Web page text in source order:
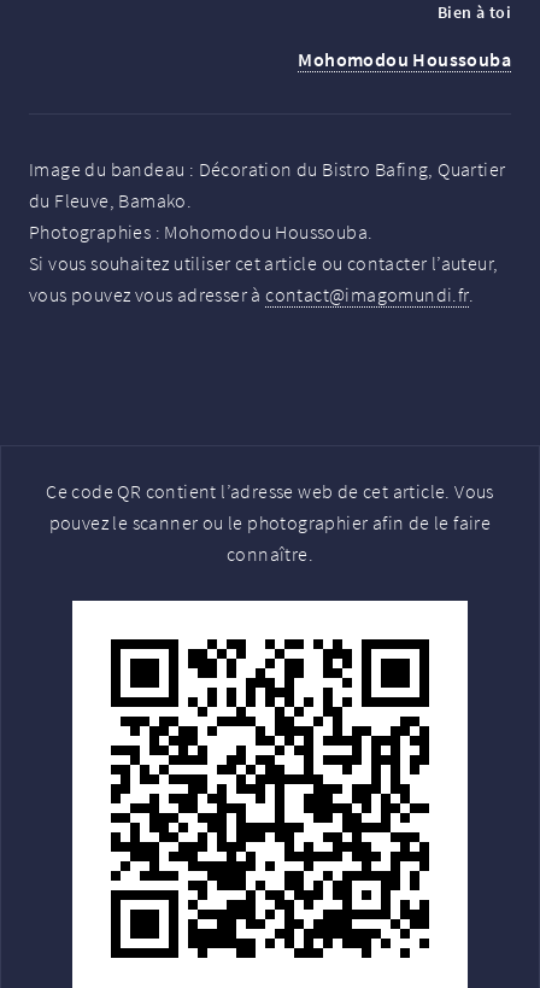
Bien à toi
Mohomodou Houssouba
Image du bandeau : Décoration du Bistro Bafing, Quartier
du Fleuve, Bamako.
Photographies : Mohomodou Houssouba.
Si vous souhaitez utiliser cet article ou contacter l’auteur,
vous pouvez vous adresser àcontact@imagomundi.fr.
Ce code QR contient l’adresse web de cet article. Vous
pouvez le scanner ou le photographier afin de le faire
connaître.